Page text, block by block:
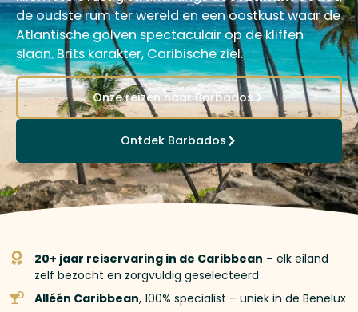
de oudste rum ter wereld en een oostkust waar de
Atlantische golven spectaculair op de kliffen
slaan. Brits karakter, Caribische ziel.
Onze reizen naar Barbados
Ontdek Barbados
20+ jaar reiservaring in de Caribbean – elk eiland
zelf bezocht en zorgvuldig geselecteerd
Alléén Caribbean, 100% specialist – uniek in de Benelux